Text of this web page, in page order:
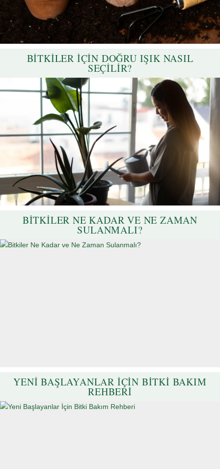
BITKILER İÇIN DOĞRU IŞIK NASIL
SEÇILIR?
BITKILER NE KADAR VE NE ZAMAN
SULANMALI?
YENI BAŞLAYANLAR İÇIN BITKI BAKIM
REHBERI